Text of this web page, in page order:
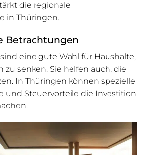
die regionale
in Thüringen.
Betrachtungen
eine gute Wahl für Haushalte,
zu senken. Sie helfen auch, die
In Thüringen können spezielle
und Steuervorteile die Investition